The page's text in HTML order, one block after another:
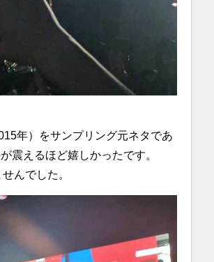
年）をサンプリング元ネタであ
震えるほど嬉しかったです。
んでした。